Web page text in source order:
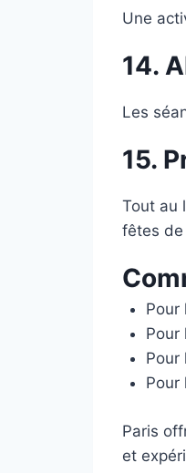
Une
14.
Les
15.
Tout au
fêtes
Pour
Pour
Pour
Pour
Paris
et